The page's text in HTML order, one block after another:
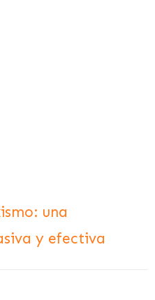
una
y efectiva